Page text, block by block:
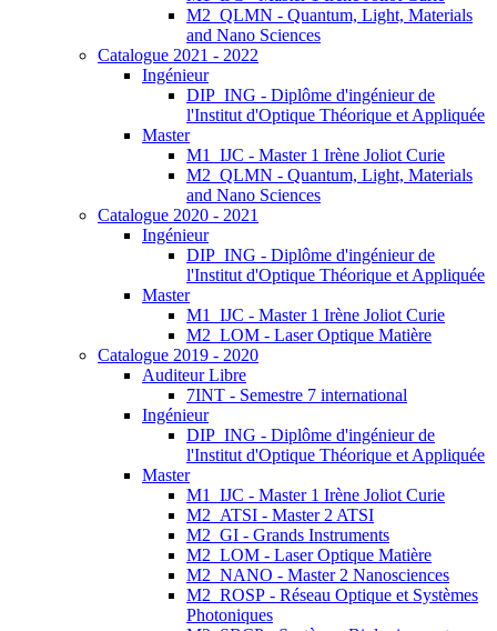
M2_QLMN - Quantum, Light, Materials
and Nano Sciences
Catalogue 2021 - 2022
Ingénieur
DIP_ING - Diplôme d'ingénieur de
l'Institut d'Optique Théorique et Appliquée
Master
M1_IJC - Master 1 Irène Joliot Curie
M2_QLMN - Quantum, Light, Materials
and Nano Sciences
Catalogue 2020 - 2021
Ingénieur
DIP_ING - Diplôme d'ingénieur de
l'Institut d'Optique Théorique et Appliquée
Master
M1_IJC - Master 1 Irène Joliot Curie
M2_LOM - Laser Optique Matière
Catalogue 2019 - 2020
Auditeur Libre
7INT - Semestre 7 international
Ingénieur
DIP_ING - Diplôme d'ingénieur de
l'Institut d'Optique Théorique et Appliquée
Master
M1_IJC - Master 1 Irène Joliot Curie
M2_ATSI - Master 2 ATSI
M2_GI - Grands Instruments
M2_LOM - Laser Optique Matière
M2_NANO - Master 2 Nanosciences
M2_ROSP - Réseau Optique et Systèmes
Photoniques